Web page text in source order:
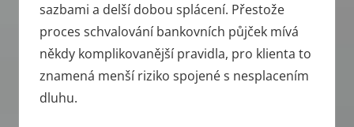
sazbami a delší dobou splácení. Přestože
proces schvalování bankovních půjček mívá
někdy komplikovanější pravidla, pro klienta to
znamená menší riziko spojené s nesplacením
dluhu.